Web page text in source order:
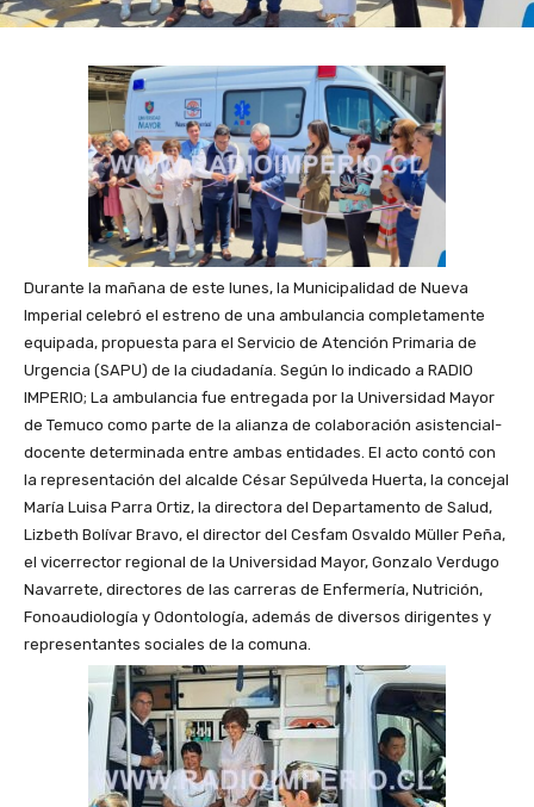
Durante la mañana de este lunes, la Municipalidad de Nueva
Imperial celebró el estreno de una ambulancia completamente
equipada, propuesta para el Servicio de Atención Primaria de
Urgencia (SAPU) de la ciudadanía. Según lo indicado a RADIO
IMPERIO; La ambulancia fue entregada por la Universidad Mayor
de Temuco como parte de la alianza de colaboración asistencial-
docente determinada entre ambas entidades. El acto contó con
la representación del alcalde César Sepúlveda Huerta, la concejal
María Luisa Parra Ortiz, la directora del Departamento de Salud,
Lizbeth Bolívar Bravo, el director del Cesfam Osvaldo Müller Peña,
el vicerrector regional de la Universidad Mayor, Gonzalo Verdugo
Navarrete, directores de las carreras de Enfermería, Nutrición,
Fonoaudiología y Odontología, además de diversos dirigentes y
representantes sociales de la comuna.